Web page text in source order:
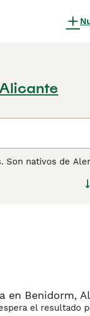
nativos de
y se
a su lado.
esta raza de
en Benidorm,
el resultado